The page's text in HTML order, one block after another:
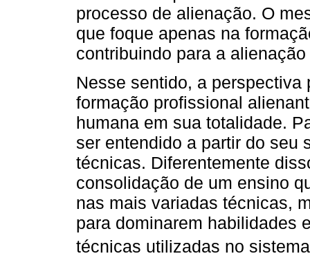
processo de alienação. O
que foque apenas na
contribuindo para a
Nesse sentido, a
formação profissional
humana em sua totalidade.
ser entendido a partir do seu
técnicas. Diferentemente
consolidação de um ensino
nas mais variadas técnicas,
para dominarem habilidades
técnicas utilizadas no